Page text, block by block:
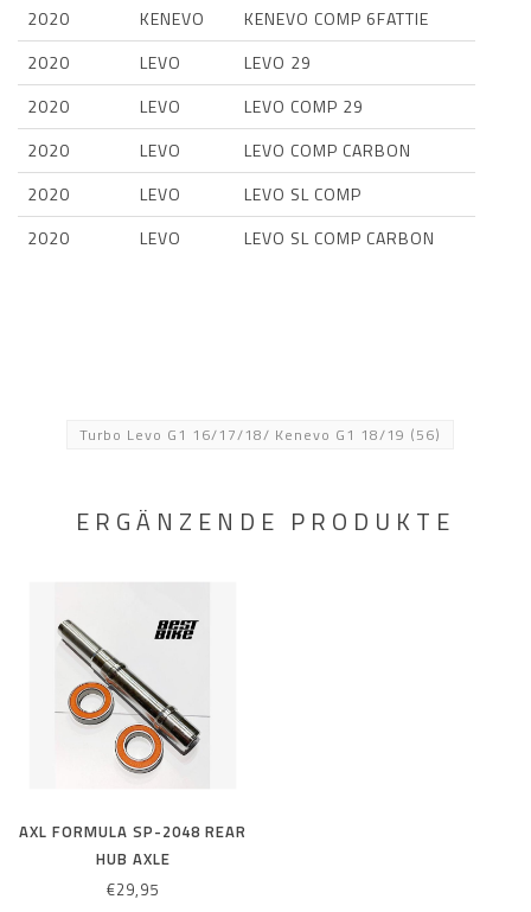
2020 KENEVO
KENEVO COMP 6FATTIE
2020
LEVO
LEVO 29
2020
LEVO
LEVO COMP 29
2020
LEVO
LEVO COMP CARBON
2020
LEVO
LEVO SL COMP
2020
LEVO LEVO SL COMP CARBON
Turbo Levo G1 16/17/18/ Kenevo G1 18/19 (56)
ERGÄNZENDE PRODUKTE
AXL FORMULA SP-2048 REAR
HUB AXLE
€29,95